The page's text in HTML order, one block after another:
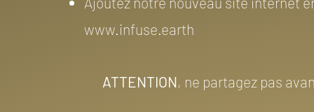
www.infuse.earth
ATTENTION, ne partagez pas